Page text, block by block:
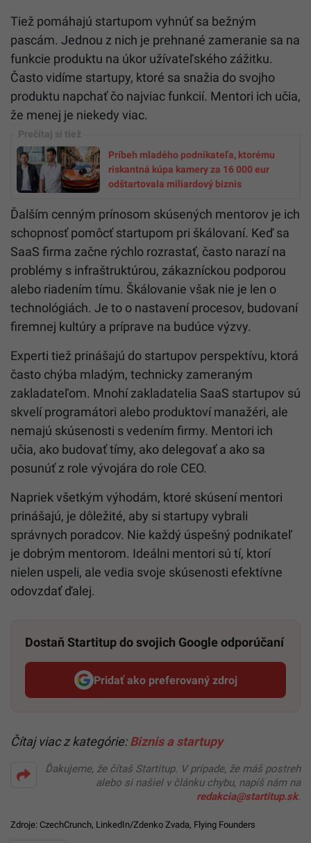
Tiež pomáhajú startupom vyhnúť sa bežným
pascám. Jednou z nich je prehnané zameranie sa na
funkcie produktu na úkor užívateľského zážitku.
Často vidíme startupy, ktoré sa snažia do svojho
produktu napchať čo najviac funkcií. Mentori ich učia,
že menej je niekedy viac.
Príbeh mladého podnikateľa, ktorému
riskantná kúpa kamery za 16 000 eur
odštartovala miliardový biznis
Ďalším cenným prínosom skúsených mentorov je ich
schopnosť pomôcť startupom pri škálovaní. Keď sa
SaaS firma začne rýchlo rozrastať, často narazí na
problémy s infraštruktúrou, zákazníckou podporou
alebo riadením tímu. Škálovanie však nie je len o
technológiách. Je to o nastavení procesov, budovaní
firemnej kultúry a príprave na budúce výzvy.
Experti tiež prinášajú do startupov perspektívu, ktorá
často chýba mladým, technicky zameraným
zakladateľom. Mnohí zakladatelia SaaS startupov sú
skvelí programátori alebo produktoví manažéri, ale
nemajú skúsenosti s vedením firmy. Mentori ich
učia, ako budovať tímy, ako delegovať a ako sa
posunúť z role vývojára do role CEO.
Napriek všetkým výhodám, ktoré skúsení mentori
prinášajú, je dôležité, aby si startupy vybrali
správnych poradcov. Nie každý úspešný podnikateľ
je dobrým mentorom. Ideálni mentori sú tí, ktorí
nielen uspeli, ale vedia svoje skúsenosti efektívne
odovzdať ďalej.
Dostaň Startitup do svojich Google odporúčaní
Pridať ako preferovaný zdroj
Startitup, odkaz sa otvorí v
Čítaj viac z kategórie:Biznis a startupy
Ďakujeme, že čítaš Startitup. V prípade, že máš postreh
alebo si našiel v článku chybu, napíš nám na
redakcia@startitup.sk.
Zdroje: CzechCrunch, LinkedIn/Zdenko Zvada, Flying Founders